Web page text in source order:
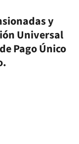
y
Universal
Pago Único